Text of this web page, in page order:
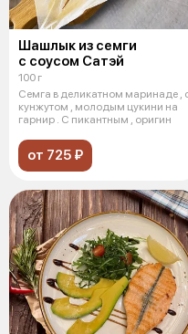
Шашлык из семги
с соусом Сатэй
100 г
Семга в деликатном маринаде ,
кунжутом , молодым цукини на
гарнир . С пикантным , оригин
от 725 ₽